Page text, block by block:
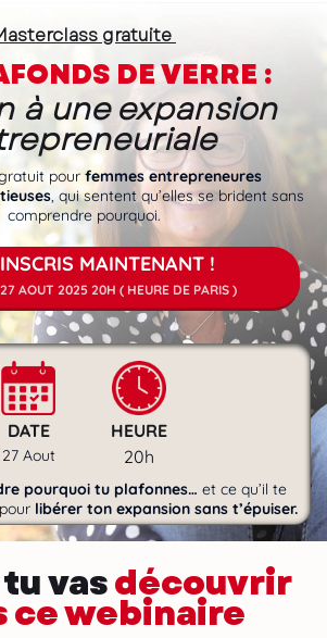
gratuite
DE VERRE :
à une expansion
pour femmes entrepreneures
, qui sentent qu’elles se brident sans
comprendre pourquoi.
MAINTENANT !
MERCREDI 27 AOUT 2025 20H ( HEURE DE PARIS )
DATE
27 Aout
HEURE
20h
pourquoi tu plafonnes… et ce qu’il te
libérer ton expansion sans t’épuiser.
vasdécouvrir
ce webinaire